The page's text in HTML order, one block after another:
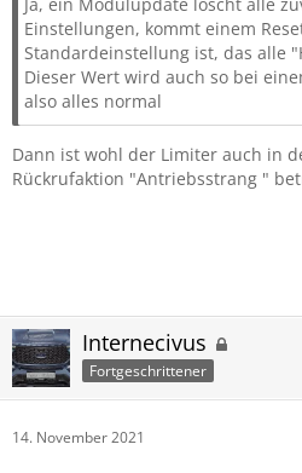
Einstellungen, kommt einem
Standardeinstellung ist, das alle
Dieser Wert wird auch so bei
also alles normal
Dann ist wohl der Limiter auch in
Rückrufaktion "Antriebsstrang "
Internecivus
Fortgeschrittener
14. November 2021